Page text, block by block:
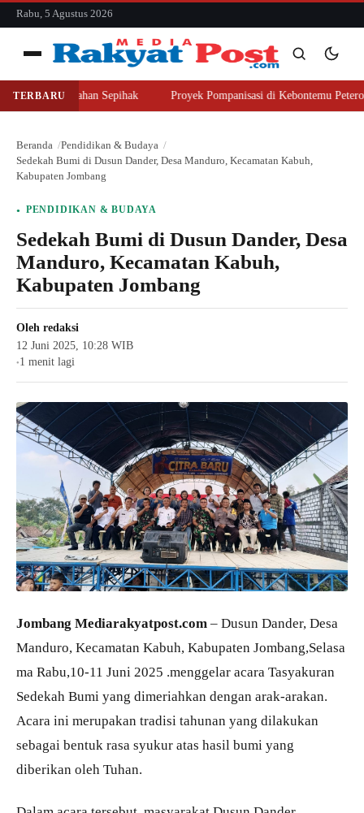
konten
Rabu, 5 Agustus 2026
Menu
Cari
Cari
TERBARU
Beli Lahan Sepihak Proyek Pompanisasi di Kebontemu Peterongan
Beranda
Pendidikan & Budaya
Sedekah Bumi di Dusun Dander, Desa Manduro, Kecamatan Kabuh,
Kabupaten Jombang
PENDIDIKAN & BUDAYA
Sedekah Bumi di Dusun Dander, Desa
Manduro, Kecamatan Kabuh,
Kabupaten Jombang
Oleh redaksi
12 Juni 2025, 10:28 WIB
● 1 menit lagi
Jombang Mediarakyatpost.com – Dusun Dander, Desa
Manduro, Kecamatan Kabuh, Kabupaten Jombang,Selasa
ma Rabu,10-11 Juni 2025 .menggelar acara Tasyakuran
Sedekah Bumi yang dimeriahkan dengan arak-arakan.
Acara ini merupakan tradisi tahunan yang dilakukan
sebagai bentuk rasa syukur atas hasil bumi yang
diberikan oleh Tuhan.